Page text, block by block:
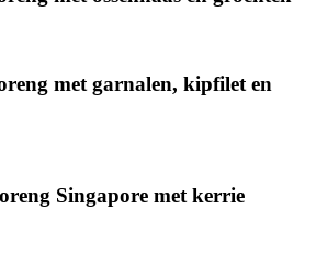
met garnalen, kipfilet en
Singapore met kerrie